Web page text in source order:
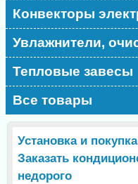
Конвекторы
Увлажнители,
Тепловые завесы
Все товары
Установка и
Заказать
недорого